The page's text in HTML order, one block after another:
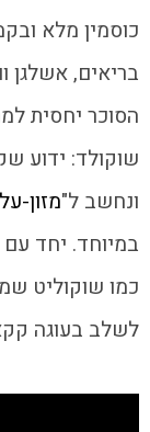
כוסמין מלא
הסוכר יחסית
שוקולד: ידוע
ונחשב ל"מזון-על
במיוחד. יחד
כמו שוקוליט
לשלב בעוגה